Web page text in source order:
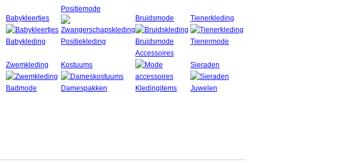
Babykleertjes
Positiemode
Bruidsmode
Tienerkleding
Zwemkleding Kostuums
Accessoires
Sieraden